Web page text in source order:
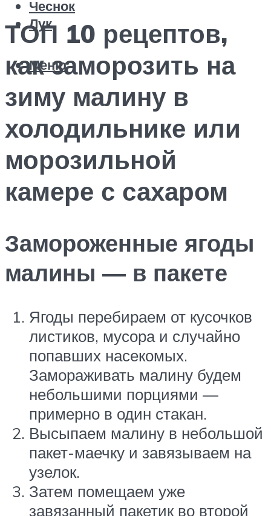
Чеснок
Лук
Меню
ТОП 10 рецептов,
как заморозить на
зиму малину в
холодильнике или
морозильной
камере с сахаром
Замороженные ягоды
малины — в пакете
Ягоды перебираем от кусочков
листиков, мусора и случайно
попавших насекомых.
Замораживать малину будем
небольшими порциями —
примерно в один стакан.
Высыпаем малину в небольшой
пакет-маечку и завязываем на
узелок.
Затем помещаем уже
завязанный пакетик во второй